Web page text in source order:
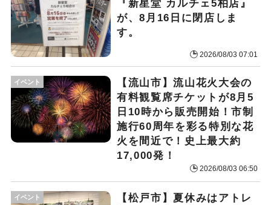
『新星堂 カルチェ5柏店』
が、8月16日に閉店しま
す。
2026/08/03 07:01
イベント
【流山市】流山花火大会の
有料観覧席チケットが8月5
日10時から販売開始！市制
施行60周年を彩る特別な花
火を間近で！史上最大約
17,000発！
2026/08/03 06:50
イベント
【松戸市】夏休みはアトレ